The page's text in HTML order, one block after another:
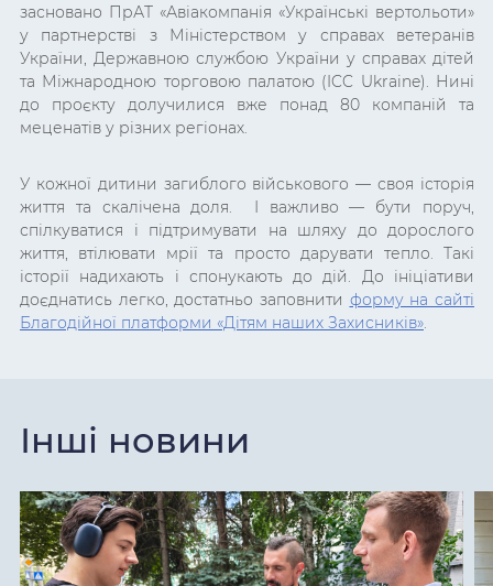
засновано ПрАТ «Авіакомпанія «Українські вертольоти»
у партнерстві з Міністерством у справах ветеранів
України, Державною службою України у справах дітей
та Міжнародною торговою палатою (ICC Ukraine). Нині
до проєкту долучилися вже понад 80 компаній та
меценатів у різних регіонах.
У кожної дитини загиблого військового — своя історія
життя та скалічена доля. І важливо — бути поруч,
спілкуватися і підтримувати на шляху до дорослого
життя, втілювати мрії та просто дарувати тепло. Такі
історії надихають і спонукають до дій. До ініціативи
доєднатись легко, достатньо заповнити форму на сайті
Благодійної платформи «Дітям наших Захисників».
Інші новини